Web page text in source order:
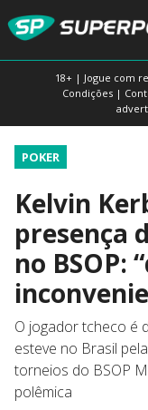
18+ | Jogue com
Condições |
POKER
Kelvin
presença
no BSOP:
O jogador tcheco é
esteve no Brasil
torneios do BSOP
polêmica